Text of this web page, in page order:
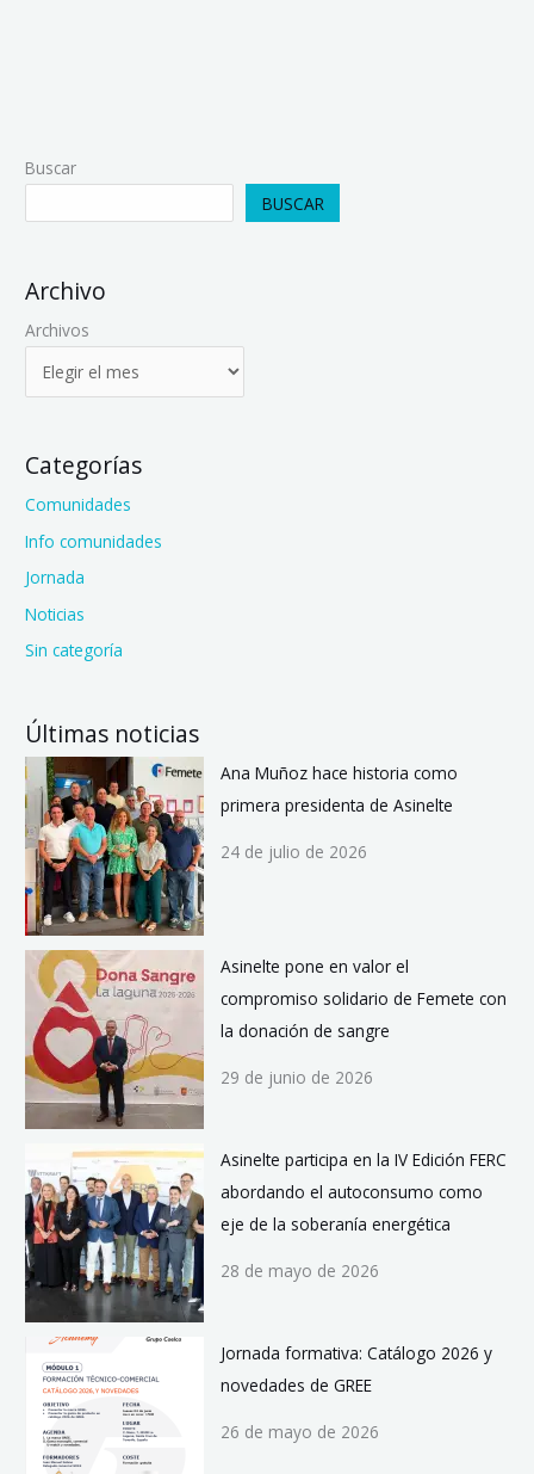
Buscar
BUSCAR
Archivo
Archivos
Categorías
Comunidades
Info comunidades
Jornada
Noticias
Sin categoría
Últimas noticias
Ana Muñoz hace historia como
primera presidenta de Asinelte
24 de julio de 2026
Asinelte pone en valor el
compromiso solidario de Femete con
la donación de sangre
29 de junio de 2026
Asinelte participa en la IV Edición FERC
abordando el autoconsumo como
eje de la soberanía energética
28 de mayo de 2026
Jornada formativa: Catálogo 2026 y
novedades de GREE
26 de mayo de 2026